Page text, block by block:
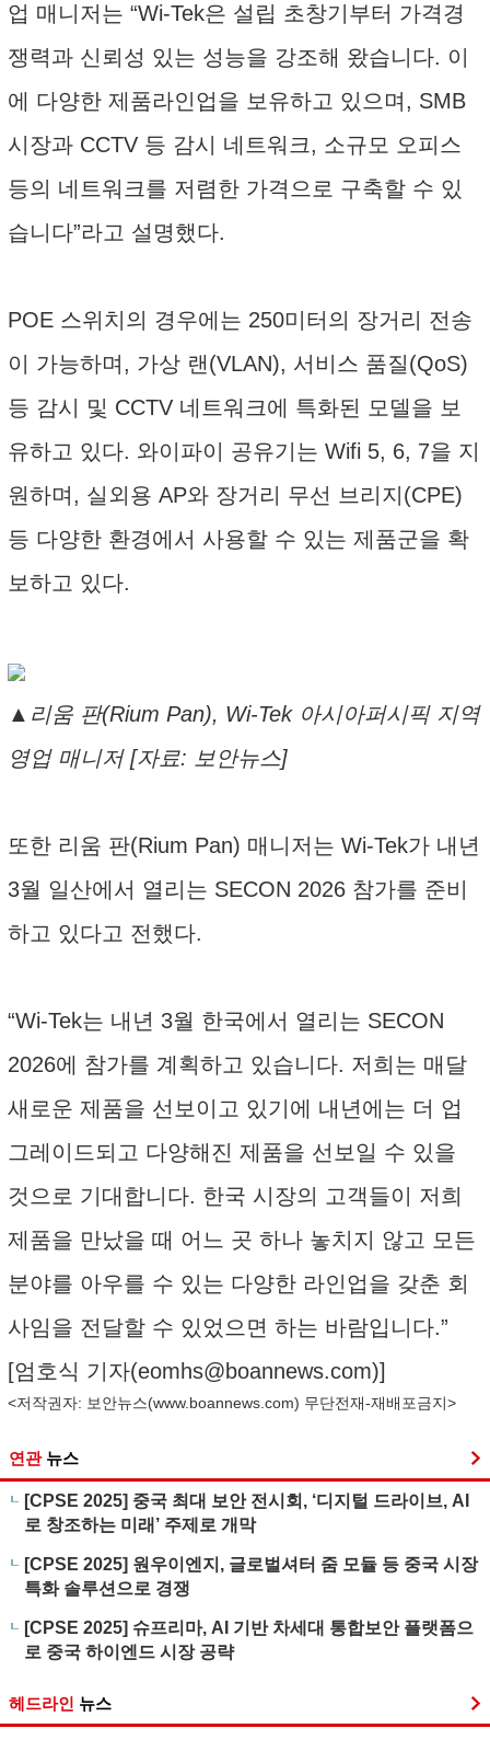
업 매니저는 “Wi-Tek은 설립 초창기부터 가격경
쟁력과 신뢰성 있는 성능을 강조해 왔습니다. 이
에 다양한 제품라인업을 보유하고 있으며, SMB
시장과 CCTV 등 감시 네트워크, 소규모 오피스
등의 네트워크를 저렴한 가격으로 구축할 수 있
습니다”라고 설명했다.
POE 스위치의 경우에는 250미터의 장거리 전송
이 가능하며, 가상 랜(VLAN), 서비스 품질(QoS)
등 감시 및 CCTV 네트워크에 특화된 모델을 보
유하고 있다. 와이파이 공유기는 Wifi 5, 6, 7을 지
원하며, 실외용 AP와 장거리 무선 브리지(CPE)
등 다양한 환경에서 사용할 수 있는 제품군을 확
보하고 있다.
▲리움 판(Rium Pan), Wi-Tek 아시아퍼시픽 지역
영업 매니저 [자료: 보안뉴스]
또한 리움 판(Rium Pan) 매니저는 Wi-Tek가 내년
3월 일산에서 열리는 SECON 2026 참가를 준비
하고 있다고 전했다.
“Wi-Tek는 내년 3월 한국에서 열리는 SECON
2026에 참가를 계획하고 있습니다. 저희는 매달
새로운 제품을 선보이고 있기에 내년에는 더 업
그레이드되고 다양해진 제품을 선보일 수 있을
것으로 기대합니다. 한국 시장의 고객들이 저희
제품을 만났을 때 어느 곳 하나 놓치지 않고 모든
분야를 아우를 수 있는 다양한 라인업을 갖춘 회
사임을 전달할 수 있었으면 하는 바람입니다.”
[엄호식 기자(eomhs@boannews.com)]
<저작권자: 보안뉴스(www.boannews.com) 무단전재-재배포금지>
연관 뉴스
[CPSE 2025] 중국 최대 보안 전시회, ‘디지털 드라이브, AI
로 창조하는 미래’ 주제로 개막
[CPSE 2025] 원우이엔지, 글로벌셔터 줌 모듈 등 중국 시장
특화 솔루션으로 경쟁
[CPSE 2025] 슈프리마, AI 기반 차세대 통합보안 플랫폼으
로 중국 하이엔드 시장 공략
헤드라인 뉴스